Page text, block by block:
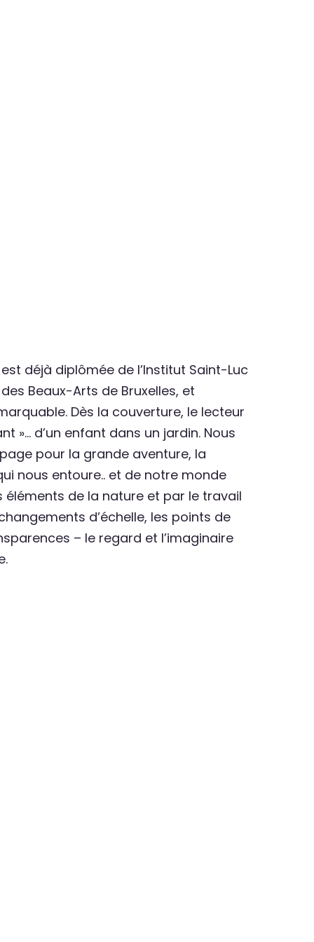
déjà diplômée de l’Institut Saint-Luc
Beaux-Arts de Bruxelles, et
Dès la couverture, le lecteur
»… d’un enfant dans un jardin. Nous
pour la grande aventure, la
nous entoure.. et de notre monde
éléments de la nature et par le travail
d’échelle, les points de
– le regard et l’imaginaire